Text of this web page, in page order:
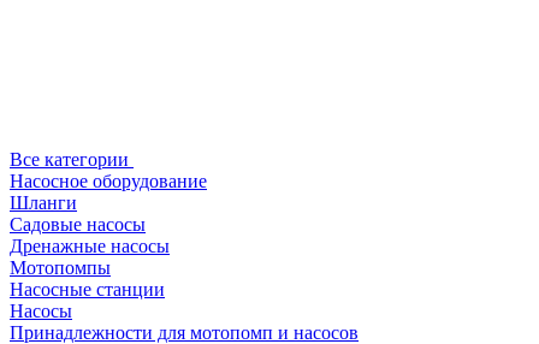
Все категории
Насосное оборудование
Шланги
Садовые насосы
Дренажные насосы
Мотопомпы
Насосные станции
Насосы
Принадлежности для мотопомп и насосов